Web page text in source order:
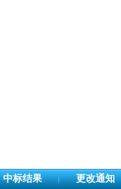
中标结果 更改通知